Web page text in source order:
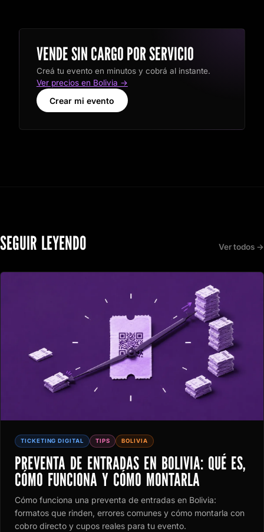
VENDE SIN CARGO POR SERVICIO
Creá tu evento en minutos y cobrá al instante.
Ver precios en Bolivia →
Crear mi evento
SEGUIR LEYENDO Ver todos →
TICKETING DIGITAL TIPS BOLIVIA
PREVENTA DE ENTRADAS EN BOLIVIA: QUÉ ES,
CÓMO FUNCIONA Y CÓMO MONTARLA
Cómo funciona una preventa de entradas en Bolivia:
formatos que rinden, errores comunes y cómo montarla con
cobro directo y cupos reales para tu evento.